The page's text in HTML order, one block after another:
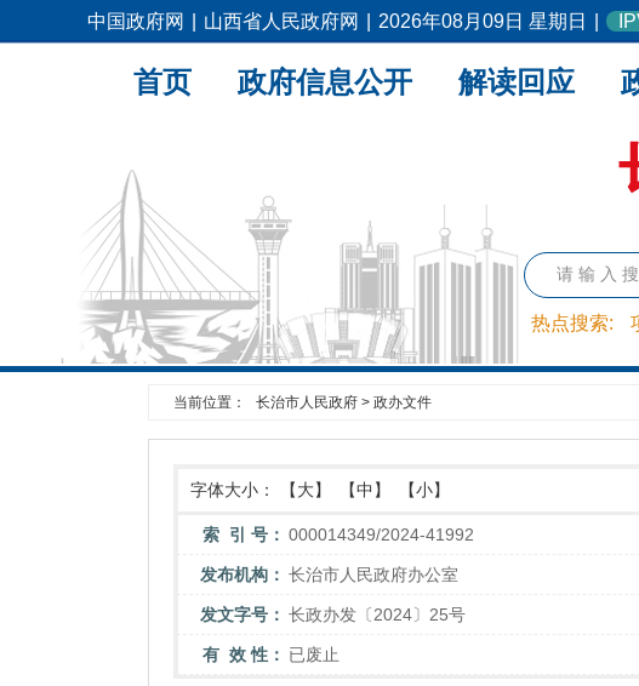
中国政府网 山西省人民政府网 2026年08月09日 星期日
热点搜索:
首页 政府信息公开 解读回应
当前位置： 长治市人民政府 > 政办文件
字体大小： 【大】 【中】 【小】
索 引 号： 000014349/2024-41992
发布机构： 长治市人民政府办公室
发文字号： 长政办发〔2024〕25号
有 效 性： 已废止